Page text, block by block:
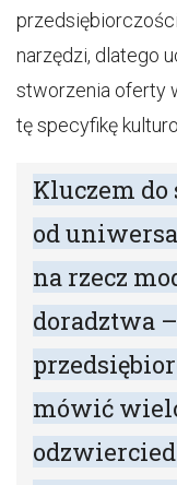
narzędzi, dlatego
stworzenia oferty
tę specyfikę
Kluczem do
od
na rzecz
doradztwa
mówić